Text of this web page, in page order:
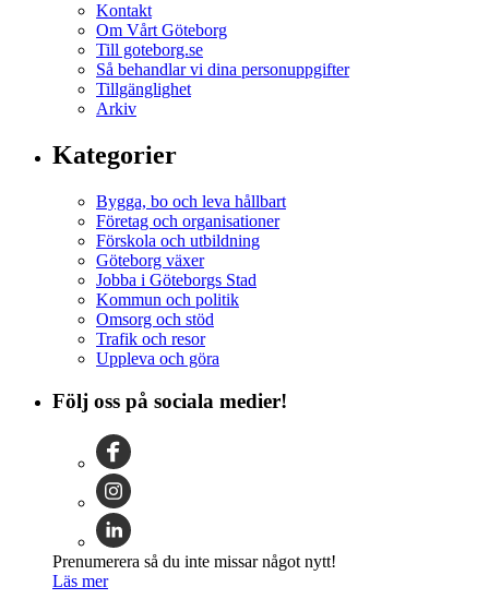
Kontakt
Om Vårt Göteborg
Till goteborg.se
Så behandlar vi dina personuppgifter
Tillgänglighet
Arkiv
Kategorier
Bygga, bo och leva hållbart
Företag och organisationer
Förskola och utbildning
Göteborg växer
Jobba i Göteborgs Stad
Kommun och politik
Omsorg och stöd
Trafik och resor
Uppleva och göra
Följ oss på sociala medier!
Prenumerera så du inte missar något nytt!
Läs mer